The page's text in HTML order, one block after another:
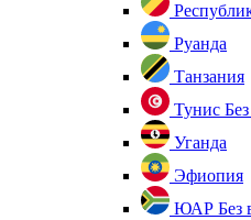
Руанда
Танзания
Тунис
Уганда
Эфиопия
ЮАР Без